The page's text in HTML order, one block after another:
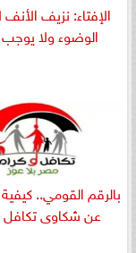
الإفتاء: نزيف
الوضوء ولا يوجب
بالرقم القومي..
عن شكاوى تكافل